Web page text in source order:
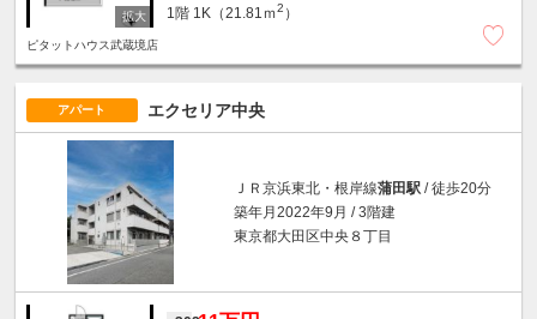
1階 1K（21.81ｍ2 ）
ピタットハウス武蔵境店
アパート エクセリア中央
ＪＲ京浜東北・根岸線蒲田駅 / 徒歩20分
築年月2022年9月 / 3階建
東京都大田区中央８丁目